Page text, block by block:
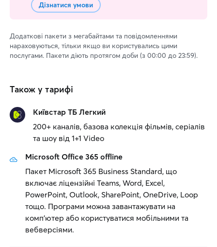
Дізнатися умови
Додаткові пакети з мегабайтами та повідомленнями
нараховуються, тільки якщо ви користувались цими
послугами. Пакети діють протягом доби (з 00:00 до 23:59).
Також у тарифі
Київстар ТБ Легкий
200+ каналів, базова колекція фільмів, серіалів
та шоу від 1+1 Video
Microsoft Office 365 offline
Пакет Microsoft 365 Business Standard, що
включає ліцензійні Teams, Word, Excel,
PowerPoint, Outlook, SharePoint, OneDrive, Loop
тощо. Програми можна завантажувати на
комп’ютер або користуватися мобільними та
вебверсіями.